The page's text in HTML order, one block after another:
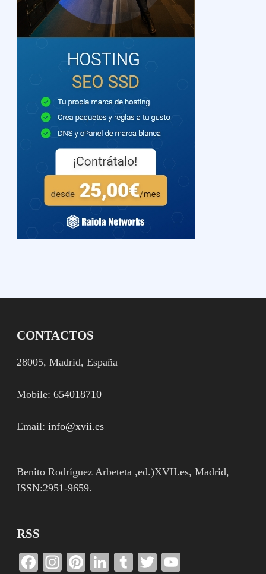
CONTACTOS
28005, Madrid, España
Mobile:654018710
Email:info@xvii.es
Benito Rodríguez Arbeteta ,ed.)XVII.es, Madrid,
ISSN:2951-9659.
RSS
Facebook
Instagram
Pinterest
LinkedIn
TumblrTwitter